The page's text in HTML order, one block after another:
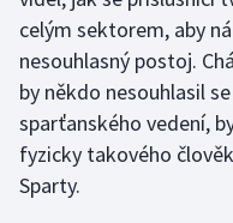
Rychlobruslení
Rychlostní kanoistika
Short track
Sportovní střelba
celým sektorem, aby
nesouhlasný postoj.
by někdo nesouhlasil
sparťanského vedení,
fyzicky takového
Sparty.